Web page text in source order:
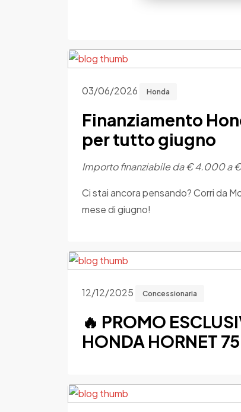
03/06/2026 Honda
Finanziamento
per tutto giugno
Importo finanziabile da € 4.000 a
Ci stai ancora pensando? Corri da
mese di giugno!
12/12/2025 Concessionaria
🔥 PROMO
HONDA HORNET